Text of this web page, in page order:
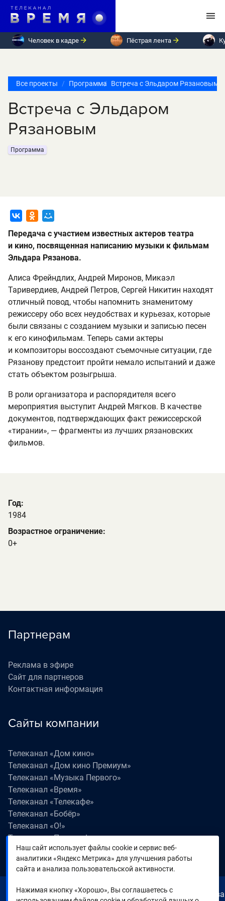
Человек в кадре Пёстрая лента
Все проекты Программа Встреча с Эльдаром Рязановым
Встреча с Эльдаром
Рязановым
Программа
Передача с участием известных актеров театра
и кино, посвященная написанию музыки к фильмам
Эльдара Рязанова.
Алиса Фрейндлих, Андрей Миронов, Микаэл
Таривердиев, Андрей Петров, Сергей Никитин находят
отличный повод, чтобы напомнить знаменитому
режиссеру обо всех неудобствах и курьезах, которые
были связаны с созданием музыки и записью песен
к его кинофильмам. Теперь сами актеры
и композиторы воссоздают съемочные ситуации, где
Рязанову предстоит пройти немало испытаний и даже
стать объектом розыгрыша.
В роли организатора и распорядителя всего
мероприятия выступит Андрей Мягков. В качестве
документов, подтверждающих факт режиссерской
«тирании», — фрагменты из лучших рязановских
фильмов.
Год:
1984
Возрастное ограничение:
0+
Партнерам
Реклама в эфире
Сайт для партнеров
Контактная информация
Сайты компании
Телеканал «Дом кино»
Телеканал «Дом кино Премиум»
Телеканал «Музыка Первого»
Телеканал «Время»
Телеканал «Телекафе»
Телеканал «Бобёр»
Телеканал «О!»
Телеканал «Поехали!»
Телеканал «Победа»
Телеканал «Лапки LIVE»
© 2000—2026. Редакция телеканала «Время». Все права
Наш сайт использует файлы cookie и сервис веб-
аналитики «Яндекс Метрика» для улучшения работы
сайта и анализа пользовательской активности.
Нажимая кнопку «Хорошо», Вы соглашаетесь с